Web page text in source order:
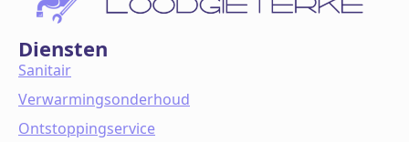
Diensten
Sanitair
Verwarmingsonderhoud
Ontstoppingservice